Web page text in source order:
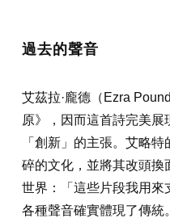
過去的聲音
艾茲拉·龐德（Ezra
原》，因而這首詩完美
「創新」的主張。艾略
碎的文化，並將其改頭換
世界：「這些片段我用來
各種聲音確實體現了傳統